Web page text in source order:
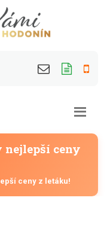
nejlepší ceny
ceny z letáku!